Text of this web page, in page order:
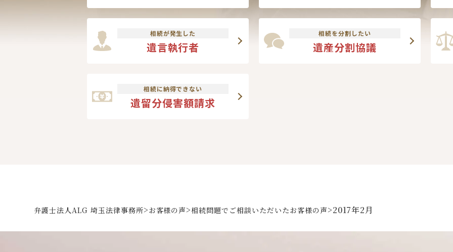
相続が発生した
遺言執行者
相続を分割したい
遺産分割協議
相続に納得できない
遺留分侵害額請求
弁護士法人ALG 埼玉法律事務所>お客様の声>相続問題でご相談いただいたお客様の声>2017年2月